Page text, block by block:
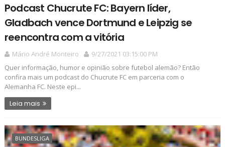
Podcast Chucrute FC: Bayern líder,
Gladbach vence Dortmund e Leipzig se
reencontra com a vitória
Mário André Monteiro
9/27/2021 03:15:00 PM
Quer informação, humor e opinião sobre futebol alemão? Então
confira mais um podcast do Chucrute FC em parceria com o
Alemanha FC. Neste epi...
Leia mais
BUNDESLIGA